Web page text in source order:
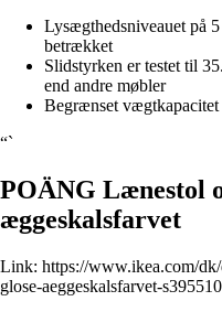
Lysægthedsniveauet på
betrækket
Slidstyrken er testet til
end andre møbler
Begrænset
“`
POÄNG Lænestol
æggeskalsfarvet
Link: https://www.ikea.com/
glose-aeggeskalsfarvet-